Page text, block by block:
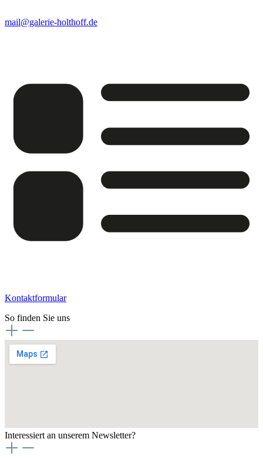
mail@galerie-holthoff.de
Kontaktformular
So finden Sie uns
Interessiert an unserem Newsletter?